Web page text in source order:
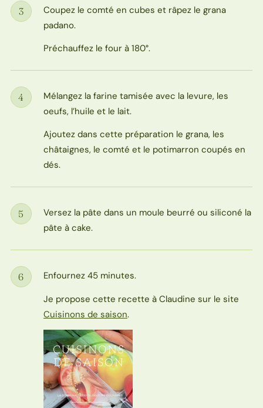
Étape
3
Coupez le comté en cubes et râpez le grana
padano.
Préchauffez le four à 180°.
Étape
4
Mélangez la farine tamisée avec la levure, les
oeufs, l’huile et le lait.
Ajoutez dans cette préparation le grana, les
châtaignes, le comté et le potimarron coupés en
dés.
Étape
5
Versez la pâte dans un moule beurré ou siliconé la
pâte à cake.
Étape
6
Enfournez 45 minutes.
Je propose cette recette à Claudine sur le site
Cuisinons de saison.